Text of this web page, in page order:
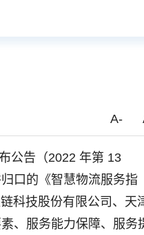
A-
公告（2022 年第 13
口的《智慧物流服务指
科技股份有限公司、天
、服务能力保障、服务